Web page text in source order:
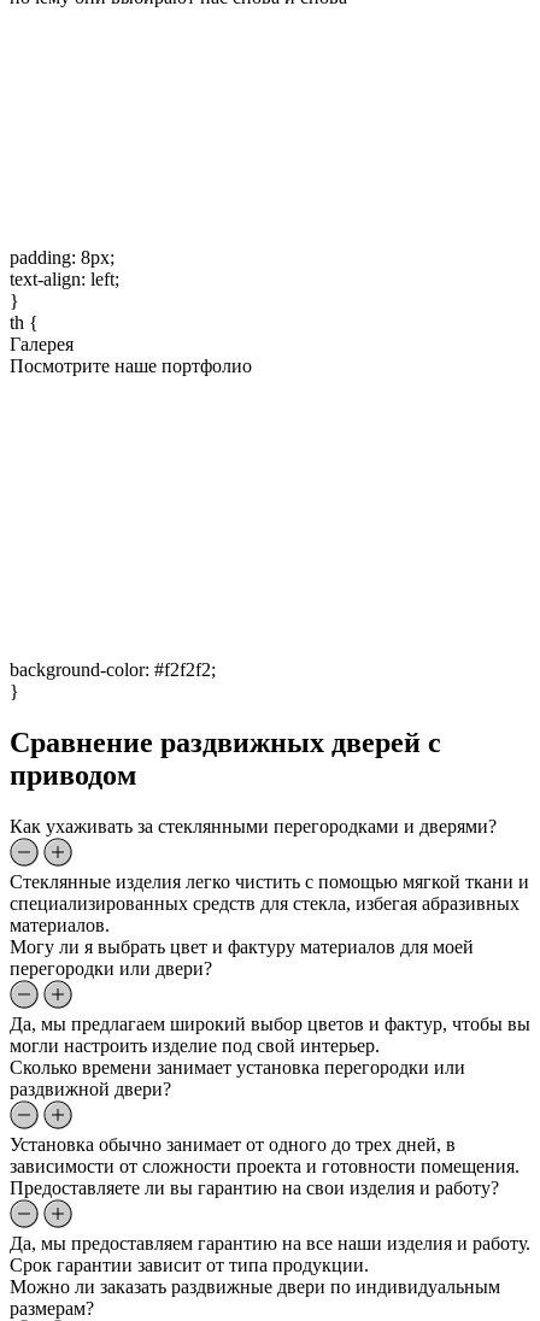
padding: 8px;
text-align: left;
}
th {
Галерея
Посмотрите наше портфолио
background-color: #f2f2f2;
}
Сравнение раздвижных дверей с
приводом
Как ухаживать за стеклянными перегородками и дверями?
Стеклянные изделия легко чистить с помощью мягкой ткани и
специализированных средств для стекла, избегая абразивных
материалов.
Могу ли я выбрать цвет и фактуру материалов для моей
перегородки или двери?
Да, мы предлагаем широкий выбор цветов и фактур, чтобы вы
могли настроить изделие под свой интерьер.
Сколько времени занимает установка перегородки или
раздвижной двери?
Установка обычно занимает от одного до трех дней, в
зависимости от сложности проекта и готовности помещения.
Предоставляете ли вы гарантию на свои изделия и работу?
Да, мы предоставляем гарантию на все наши изделия и работу.
Срок гарантии зависит от типа продукции.
Можно ли заказать раздвижные двери по индивидуальным
размерам?